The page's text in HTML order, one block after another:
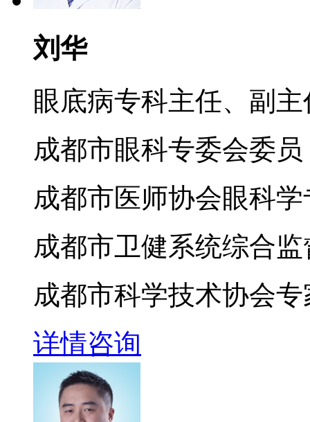
刘华
眼底病专科主任、副
成都市眼科专委会委员
成都市医师协会眼科
成都市卫健系统综合
成都市科学技术协会
详情咨询